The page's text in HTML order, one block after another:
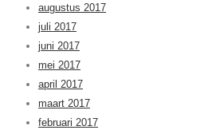
augustus 2017
juli 2017
juni 2017
mei 2017
april 2017
maart 2017
februari 2017